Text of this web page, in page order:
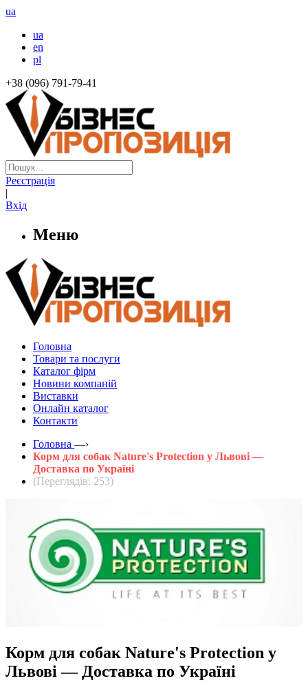
ua
ua
en
pl
+38 (096) 791-79-41
Реєстрація
|
Вхід
Меню
Головна
Товари та послуги
Каталог фірм
Новини компаній
Виставки
Онлайн каталог
Контакти
Головна —›
Корм для собак Nature's Protection у Львові —
Доставка по Україні
(Переглядів: 253)
Корм для собак Nature's Protection у
Львові — Доставка по Україні